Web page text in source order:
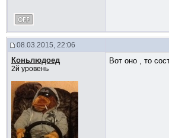
08.03.2015, 22:06
Коньлюдоед
2й уровень
Вот оно , то